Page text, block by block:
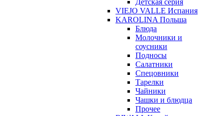
VIEJO VALLE Испания
KAROLINA Польша
Блюда
Молочники и
соусники
Подносы
Салатники
Спецовники
Тарелки
Чайники
Чашки и блюдца
Прочее